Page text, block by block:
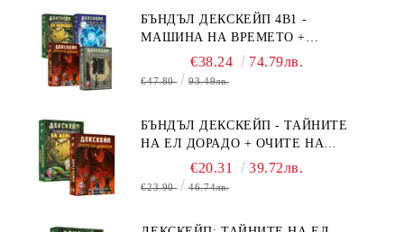
БЪНДЪЛ ДЕКСКЕЙП 4В1 -
МАШИНА НА ВРЕМЕТО +
БЯГСТВО ОТ АЛКАТРАЗ +
ТАЙНИТЕ НА ЕЛ ДОРАДО +
€38.24 74.79лв.
€47.80 93.49лв.
БЪНДЪЛ ДЕКСКЕЙП - ТАЙНИТЕ
НА ЕЛ ДОРАДО + ОЧИТЕ НА
ДРАКОНА€20.31 39.72лв.
€23.90 46.74лв.